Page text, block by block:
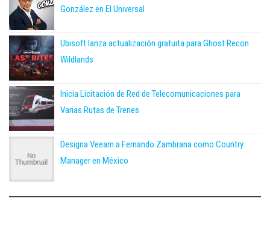
González en El Universal
Ubisoft lanza actualización gratuita para Ghost Recon
Wildlands
Inicia Licitación de Red de Telecomunicaciones para
Varias Rutas de Trenes
Designa Veeam a Fernando Zambrana como Country
Manager en México